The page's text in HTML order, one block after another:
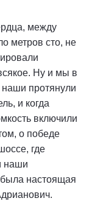
между
метров сто, не
Ну и мы в
наши протянули
и когда
включили
о победе
где
наши
была настоящая